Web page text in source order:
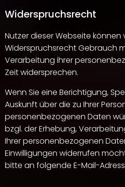
Widerspruchsrecht
Nutzer dieser Webseite können
Widerspruchsrecht Gebrauch
Verarbeitung ihrer
Zeit widersprechen.
Wenn Sie eine Berichtigung,
Auskunft über die zu Ihrer
personenbezogenen Daten
bzgl. der Erhebung,
Ihrer personenbezogenen
Einwilligungen widerrufen
bitte an folgende E-Mail-